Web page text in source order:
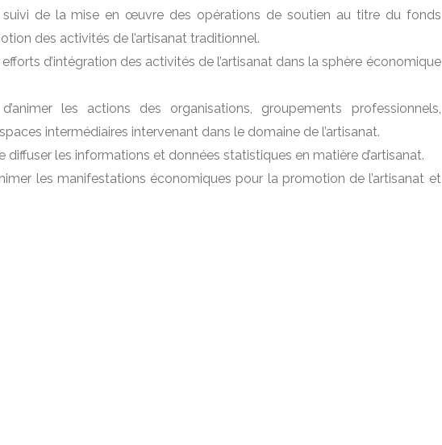
suivi de la mise en œuvre des opérations de soutien au titre du fonds
des activités de l’artisanat traditionnel.
d’intégration des activités de l’artisanat dans la sphère économique
les actions des organisations, groupements professionnels,
intermédiaires intervenant dans le domaine de l’artisanat.
diffuser les informations et données statistiques en matière d’artisanat.
les manifestations économiques pour la promotion de l’artisanat et